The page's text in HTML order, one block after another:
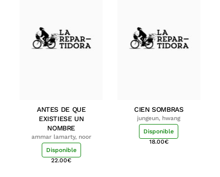
ANTES DE QUE
EXISTIESE UN
NOMBRE
ammar lamarty, noor
Disponible
22.00€
CIEN SOMBRAS
jungeun, hwang
Disponible
18.00€